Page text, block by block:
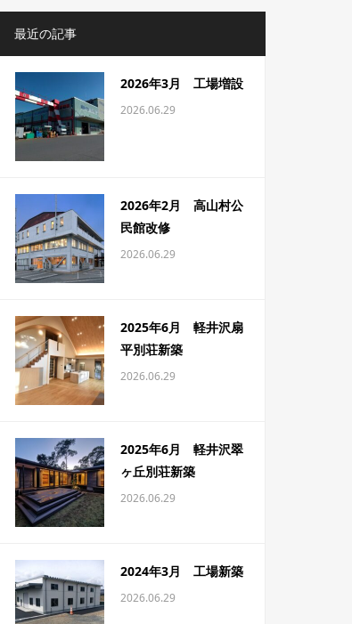
最近の記事
2026年3月 工場増設
2026.06.29
2026年2月 高山村公
民館改修
2026.06.29
2025年6月 軽井沢扇
平別荘新築
2026.06.29
2025年6月 軽井沢翠
ヶ丘別荘新築
2026.06.29
2024年3月 工場新築
2026.06.29